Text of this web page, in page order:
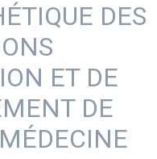
DES
ET DE
DE